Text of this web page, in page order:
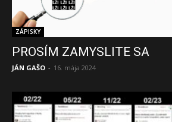
ZÁPISKY
PROSÍM ZAMYSLITE SA
JÁN GAŠO - 16. mája 2024